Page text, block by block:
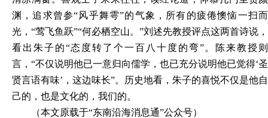
渊，追求曾参“风乎舞雩”的气象，所有的疲倦懊恼一扫而
光， “莺飞鱼跃”“何必栖空山。”刘述先教授评点这两首诗说 ，
看出朱子的“态度转了个一百八十度的弯”。 陈来教授则
言，“不仅说明他已一意归向儒学，也已充分说明他已觉得‘圣
贤言语有味’ ， 这边味长”。历史地看，朱子的喜悦不仅是他自
己的，也是文化的，我们的。
（本文原载于“东南沿海消息通”公众号）